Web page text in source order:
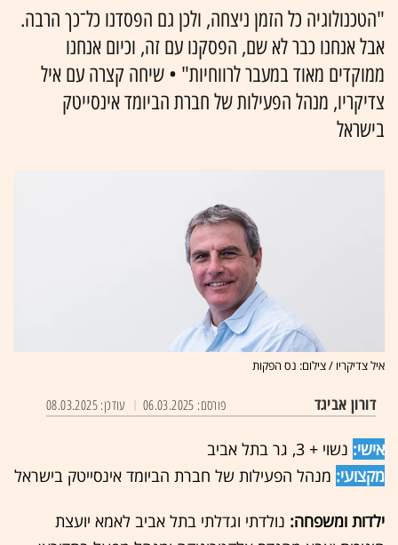
"הטכנולוגיה כל הזמן ניצחה, ולכן גם הפסדנו כל־כך הרבה.
אבל אנחנו כבר לא שם, הפסקנו עם זה, וכיום אנחנו
ממוקדים מאוד במעבר לרווחיות" • שיחה קצרה עם איל
צדיקריו, מנהל הפעילות של חברת הביומד אינסייטק
בישראל
איל צדיקריו / צילום: נס הפקות
דורון אביגד עודכן: 08.03.2025 פורסם: 06.03.2025
אישי: נשוי + 3, גר בתל אביב
מקצועי: מנהל הפעילות של חברת הביומד אינסייטק בישראל
ילדות ומשפחה: נולדתי וגדלתי בתל אביב לאמא יועצת